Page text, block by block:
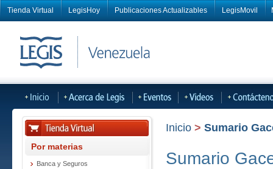
Tienda Virtual LegisHoy Publicaciones Actualizables LegisMovil
Por materias
Banca y Seguros
Inicio > Sumario
Sumario